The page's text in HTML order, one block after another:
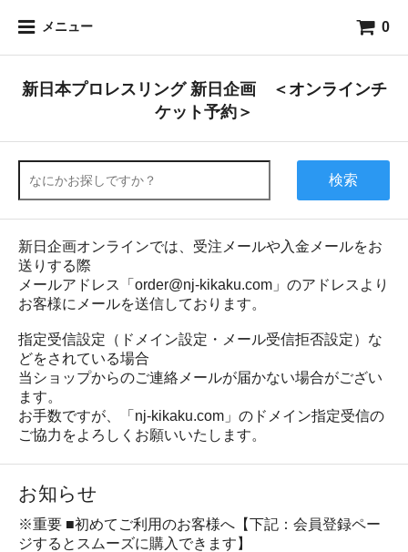
メニュー 0
新日本プロレスリング 新日企画 ＜オンラインチ
ケット予約＞
検索
新日企画オンラインでは、受注メールや入金メールをお
送りする際
メールアドレス「order@nj-kikaku.com」のアドレスより
お客様にメールを送信しております。
指定受信設定（ドメイン設定・メール受信拒否設定）な
どをされている場合
当ショップからのご連絡メールが届かない場合がござい
ます。
お手数ですが、「nj-kikaku.com」のドメイン指定受信の
ご協力をよろしくお願いいたします。
お知らせ
※重要 ■初めてご利用のお客様へ【下記：会員登録ペー
ジするとスムーズに購入できます】